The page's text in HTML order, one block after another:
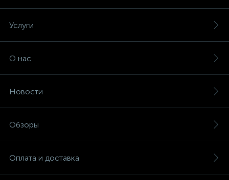
Услуги
О нас
Новости
Обзоры
Оплата и доставка